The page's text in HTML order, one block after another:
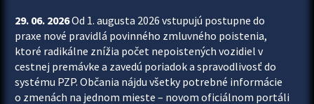
29. 06. 2026Od 1. augusta 2026 vstupujú postupne do
praxe nové pravidlá povinného zmluvného poistenia,
ktoré radikálne znížia počet nepoistených vozidiel v
cestnej premávke a zavedú poriadok a spravodlivosť do
systému PZP. Občania nájdu všetky potrebné informácie
o zmenách na jednom mieste – novom oficiálnom portáli